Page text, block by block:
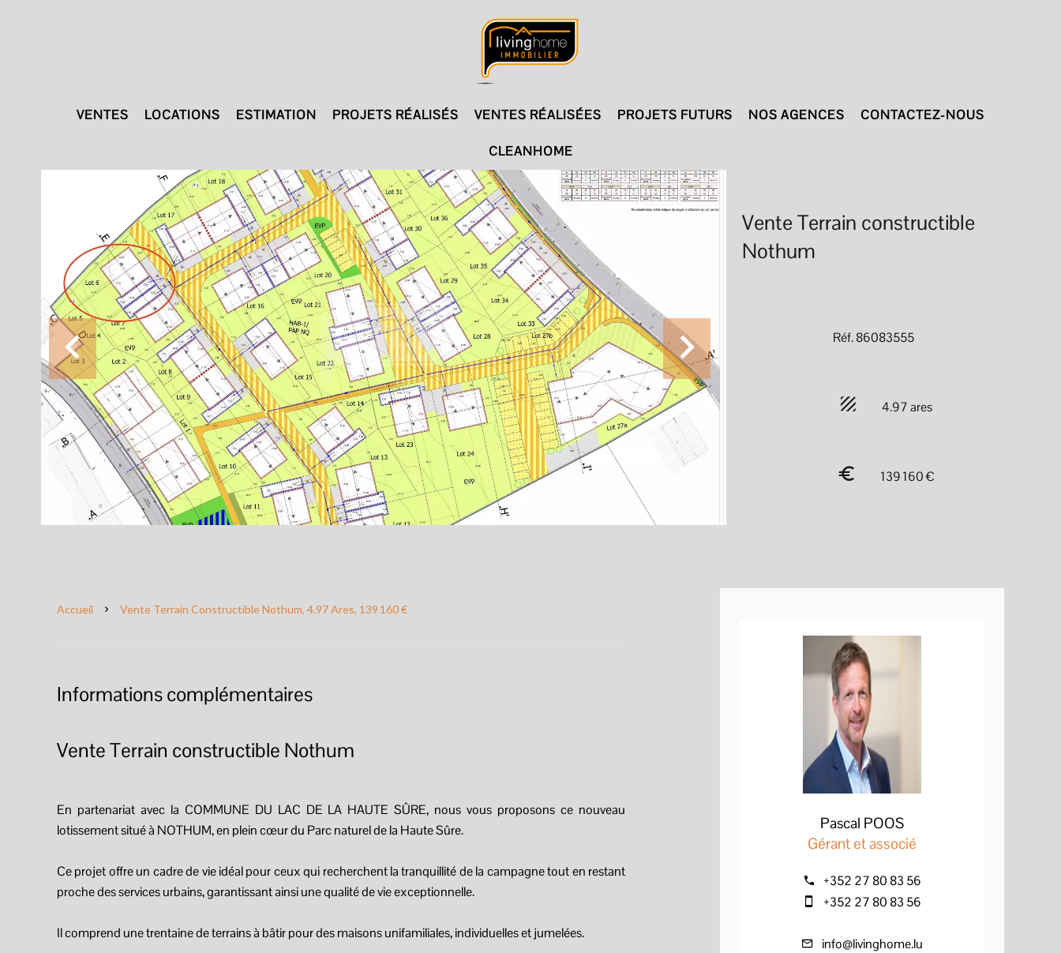
VENTES LOCATIONS ESTIMATION PROJETS RÉALISÉS VENTES RÉALISÉES PROJETS FUTURS NOS AGENCES CONTACTEZ-NOUS
CLEANHOME
Vente Terrain constructible
Nothum
Réf. 86083555
4.97 ares
139 160 €
Accueil Vente Terrain Constructible Nothum, 4.97 Ares, 139 160 €
Informations complémentaires
Vente Terrain constructible Nothum
En partenariat avec la COMMUNE DU LAC DE LA HAUTE SÛRE, nous vous proposons ce nouveau
lotissement situé à NOTHUM, en plein cœur du Parc naturel de la Haute Sûre.
Ce projet offre un cadre de vie idéal pour ceux qui recherchent la tranquillité de la campagne tout en restant
proche des services urbains, garantissant ainsi une qualité de vie exceptionnelle.
Il comprend une trentaine de terrains à bâtir pour des maisons unifamiliales, individuelles et jumelées.
Pascal POOS
Gérant et associé
+352 27 80 83 56
+352 27 80 83 56
info@livinghome.lu